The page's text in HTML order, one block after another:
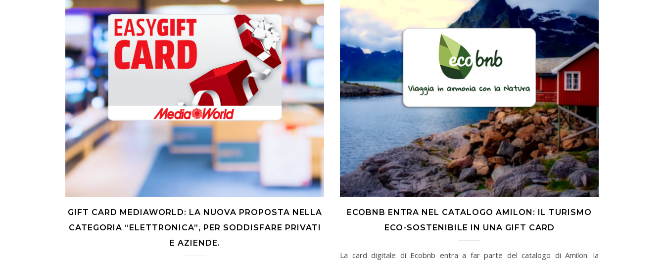
GIFT CARD MEDIAWORLD: LA NUOVA PROPOSTA NELLA
CATEGORIA “ELETTRONICA”, PER SODDISFARE PRIVATI
E AZIENDE.
ECOBNB ENTRA NEL CATALOGO AMILON: IL TURISMO
ECO-SOSTENIBILE IN UNA GIFT CARD
La card digitale di Ecobnb entra a far parte del catalogo di Amilon: la